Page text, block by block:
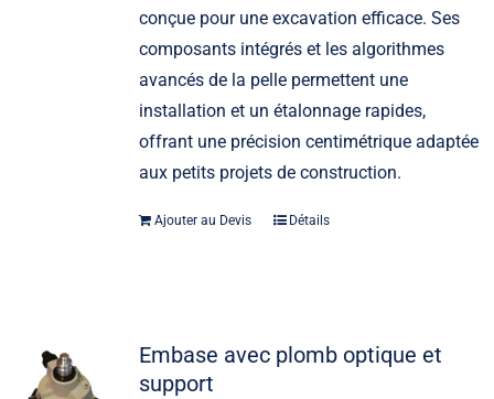
conçue pour une excavation efficace. Ses
composants intégrés et les algorithmes
avancés de la pelle permettent une
installation et un étalonnage rapides,
offrant une précision centimétrique adaptée
aux petits projets de construction.
Ajouter au Devis Détails
Embase avec plomb optique et
support